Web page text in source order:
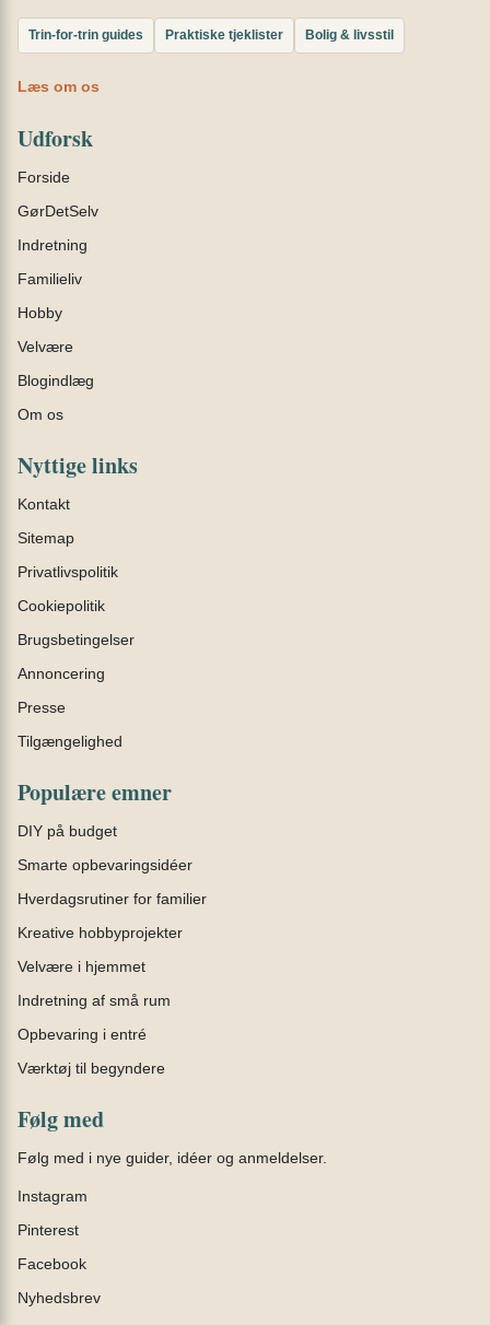
Trin-for-trin guides Praktiske tjeklister Bolig & livsstil
Læs om os
Udforsk
Forside
GørDetSelv
Indretning
Familieliv
Hobby
Velvære
Blogindlæg
Om os
Nyttige links
Kontakt
Sitemap
Privatlivspolitik
Cookiepolitik
Brugsbetingelser
Annoncering
Presse
Tilgængelighed
Populære emner
DIY på budget
Smarte opbevaringsidéer
Hverdagsrutiner for familier
Kreative hobbyprojekter
Velvære i hjemmet
Indretning af små rum
Opbevaring i entré
Værktøj til begyndere
Følg med
Følg med i nye guider, idéer og anmeldelser.
Instagram
Pinterest
Facebook
Nyhedsbrev